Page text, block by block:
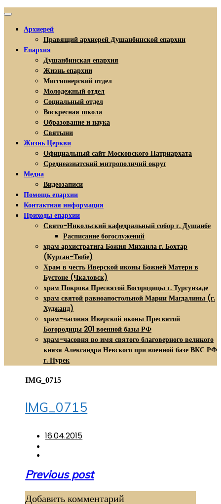
Архиерей
Правящий архиерей Душанбинской епархии
Епархия
Душанбинская епархия
Жизнь епархии
Миссионерский отдел
Молодежный отдел
Социальный отдел
Воскресная школа
Образование и наука
Святыни
Жизнь Церкви
Официальный сайт Московского Патриархата
Среднеазиатский митрополичий округ
Медиа
Видеозаписи
Помощь епархии
Контактная информация
Приходы епархии
Свято-Никольский кафедральный собор г. Душанбе
Расписание богослужений
храм архистратига Божия Михаила г. Бохтар
(Курган-Тюбе)
Храм в честь Иверской иконы Божией Матери в
Бустоне (Чкаловск)
храм Покрова Пресвятой Богородицы г. Турсунзаде
храм святой равноапостольной Марии Магдалины (г.
Худжанд)
храм-часовня Иверской иконы Пресвятой
Богородицы 201 военной базы РФ
храм-часовня во имя святого благоверного великого
князя Александра Невского при военной базе ВКС РФ
г. Нурек
IMG_0715
IMG_0715
16.04.2015
Навигация
записям
Previous post
Добавить комментарий